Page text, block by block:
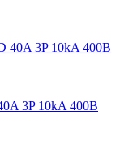
3P 10kA 400В